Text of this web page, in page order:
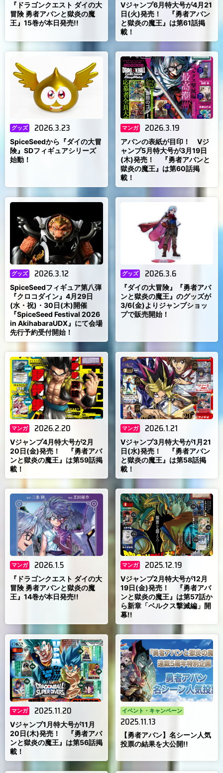
『ドラゴンクエスト ダイの大
冒険 勇者アバンと獄炎の魔
王』15巻が本日発売!!
Vジャンプ6月特大号が4月21
日(火)発売！ 『勇者アバン
と獄炎の魔王』は第61話掲
載！
グッズ 2026.3.23
SpiceSeedから『ダイの大冒
険』SDフィギュアシリーズ
始動！
マンガ 2026.3.19
アバンの表紙が目印！ Vジ
ャンプ5月特大号が3月19日
(木)発売！ 『勇者アバンと
獄炎の魔王』は第60話掲
載！
グッズ 2026.3.12
SpiceSeedフィギュア第八弾
『クロコダイン』4月29日
(水・祝)・30日(木)開催
『SpiceSeed Festival 2026
in AkihabaraUDX』にて会場
先行予約受付開始！
グッズ 2026.3.6
『ダイの大冒険』『勇者アバ
ンと獄炎の魔王』のグッズが
3/6(金)よりジャンプショッ
プで販売開始！
マンガ 2026.2.20
Vジャンプ4月特大号が2月
20日(金)発売！ 『勇者アバ
ンと獄炎の魔王』は第59話掲
載！
マンガ 2026.1.21
Vジャンプ3月特大号が1月21
日(水)発売！ 『勇者アバン
と獄炎の魔王』は第58話掲
載！
マンガ 2026.1.5
『ドラゴンクエスト ダイの大
冒険 勇者アバンと獄炎の魔
王』14巻が本日発売!!
マンガ 2025.12.19
Vジャンプ2月特大号が12月
19日(金)発売！ 『勇者アバ
ンと獄炎の魔王』は第57話か
ら新章「ベルクス撃滅編」開
幕!!
マンガ 2025.11.20
Vジャンプ1月特大号が11月
20日(木)発売！ 『勇者アバ
ンと獄炎の魔王』は第56話掲
載！
イベント・キャンペーン
2025.11.13
【勇者アバン】名シーン人気
投票の結果を大公開!!